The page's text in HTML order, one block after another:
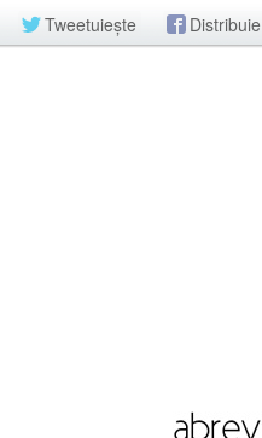
Tweetuiește Distribuie